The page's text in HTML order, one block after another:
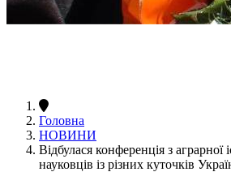
Головна
НОВИНИ
Відбулася конференція з аграрної
науковців із різних куточків